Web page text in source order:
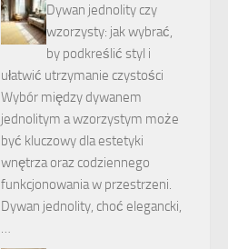
Dywan jednolity czy
wzorzysty: jak wybrać,
by podkreślić styl i
ułatwić utrzymanie czystości
Wybór między dywanem
jednolitym a wzorzystym może
być kluczowy dla estetyki
wnętrza oraz codziennego
funkcjonowania w przestrzeni.
Dywan jednolity, choć elegancki,
…